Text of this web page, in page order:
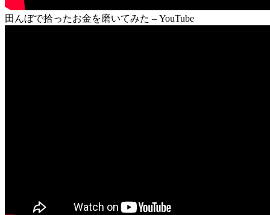
田んぼで拾ったお金を磨いてみた – YouTube